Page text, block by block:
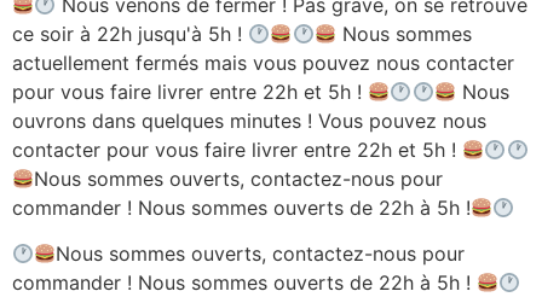
Nous venons de fermer ! Pas grave, on se retrouve
ce soir à 22h jusqu'à 5h !
Nous sommes
actuellement fermés mais vous pouvez nous contacter
pour vous faire livrer entre 22h et 5h !
Nous
ouvrons dans quelques minutes ! Vous pouvez nous
contacter pour vous faire livrer entre 22h et 5h !
Nous sommes ouverts, contactez-nous pour
commander ! Nous sommes ouverts de 22h à 5h !
Nous sommes ouverts, contactez-nous pour
commander ! Nous sommes ouverts de 22h à 5h !